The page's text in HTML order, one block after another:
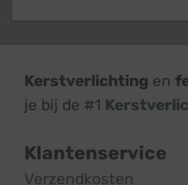
Kerstverlichting en
je bij de #1
Klantenservice
Verzendkosten